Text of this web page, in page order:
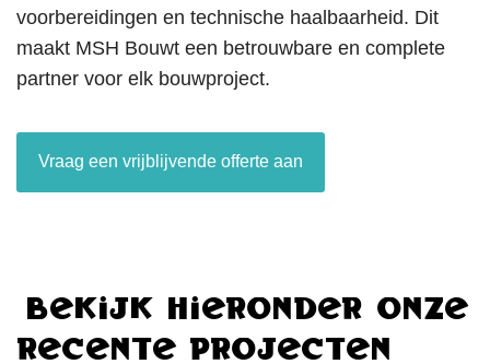
voorbereidingen en technische haalbaarheid. Dit
maakt MSH Bouwt een betrouwbare en complete
partner voor elk bouwproject.
Vraag een vrijblijvende offerte aan
Bekijk hieronder onze
recente projecten